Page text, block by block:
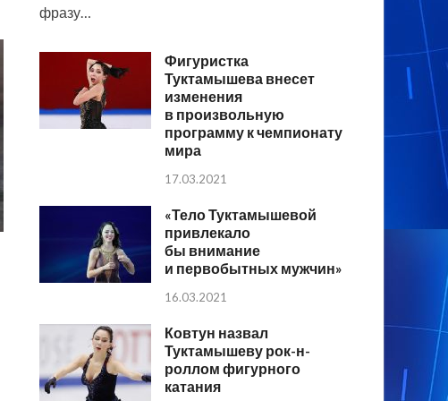
фразу…
Фигуристка
Туктамышева внесет
изменения
в произвольную
программу к чемпионату
мира
17.03.2021
«Тело Туктамышевой
привлекало
бы внимание
и первобытных мужчин»
16.03.2021
Ковтун назвал
Туктамышеву рок-н-
роллом фигурного
катания